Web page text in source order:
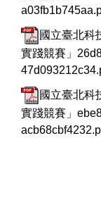
國立臺北科
實踐競賽」
國立臺北科
實踐競賽」